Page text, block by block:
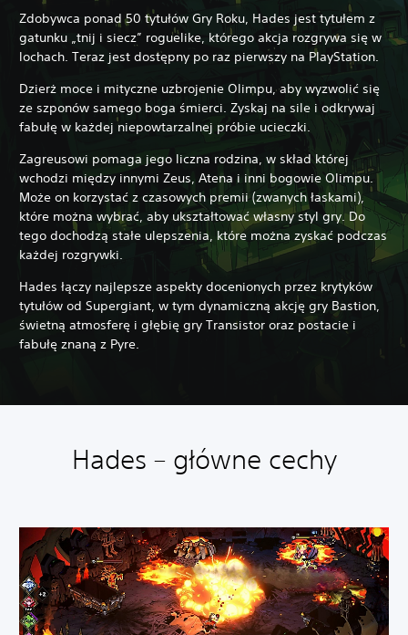
Zdobywca ponad 50 tytułów Gry Roku, Hades jest tytułem z
gatunku „tnij i siecz” roguelike, którego akcja rozgrywa się w
lochach. Teraz jest dostępny po raz pierwszy na PlayStation.
Dzierż moce i mityczne uzbrojenie Olimpu, aby wyzwolić się
ze szponów samego boga śmierci. Zyskaj na sile i odkrywaj
fabułę w każdej niepowtarzalnej próbie ucieczki.
Zagreusowi pomaga jego liczna rodzina, w skład której
wchodzi między innymi Zeus, Atena i inni bogowie Olimpu.
Może on korzystać z czasowych premii (zwanych łaskami),
które można wybrać, aby ukształtować własny styl gry. Do
tego dochodzą stałe ulepszenia, które można zyskać podczas
każdej rozgrywki.
Hades łączy najlepsze aspekty docenionych przez krytyków
tytułów od Supergiant, w tym dynamiczną akcję gry Bastion,
świetną atmosferę i głębię gry Transistor oraz postacie i
fabułę znaną z Pyre.
Hades – główne cechy